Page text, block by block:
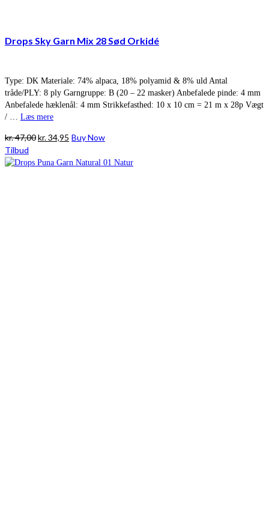
Drops Sky Garn Mix 28 Sød Orkidé
Type: DK Materiale: 74% alpaca, 18% polyamid & 8% uld Antal
tråde/PLY: 8 ply Garngruppe: B (20 – 22 masker) Anbefalede pinde: 4 mm
Anbefalede hæklenål: 4 mm Strikkefasthed: 10 x 10 cm = 21 m x 28p Vægt
/ … Læs mere
kr.47,00Den
pris
kr.34,95 Den
pris
Buy Now
Tilbud